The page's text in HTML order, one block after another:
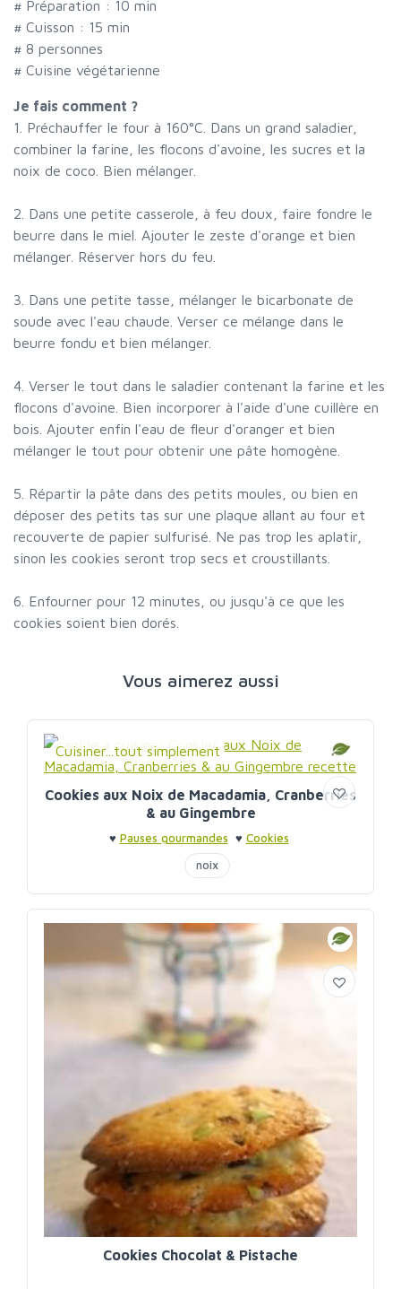
# Préparation : 10 min
# Cuisson : 15 min
# 8 personnes
# Cuisine végétarienne
Je fais comment ?
1. Préchauffer le four à 160°C. Dans un grand saladier,
combiner la farine, les flocons d'avoine, les sucres et la
noix de coco. Bien mélanger.
2. Dans une petite casserole, à feu doux, faire fondre le
beurre dans le miel. Ajouter le zeste d'orange et bien
mélanger. Réserver hors du feu.
3. Dans une petite tasse, mélanger le bicarbonate de
soude avec l'eau chaude. Verser ce mélange dans le
beurre fondu et bien mélanger.
4. Verser le tout dans le saladier contenant la farine et les
flocons d'avoine. Bien incorporer à l'aide d'une cuillère en
bois. Ajouter enfin l'eau de fleur d'oranger et bien
mélanger le tout pour obtenir une pâte homogène.
5. Répartir la pâte dans des petits moules, ou bien en
déposer des petits tas sur une plaque allant au four et
recouverte de papier sulfurisé. Ne pas trop les aplatir,
sinon les cookies seront trop secs et croustillants.
6. Enfourner pour 12 minutes, ou jusqu'à ce que les
cookies soient bien dorés.
Vous aimerez aussi
Cuisiner...tout simplement
Cookies aux Noix de Macadamia, Cranberries
& au Gingembre
♥ Pauses gourmandes ♥ Cookies
noix
Cookies Chocolat & Pistache